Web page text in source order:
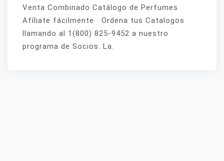
Venta Combinado Catálogo de Perfumes
Afíliate fácilmente Ordena tus Catalogos
llamando al 1(800) 825-9452 a nuestro
programa de Socios. La.